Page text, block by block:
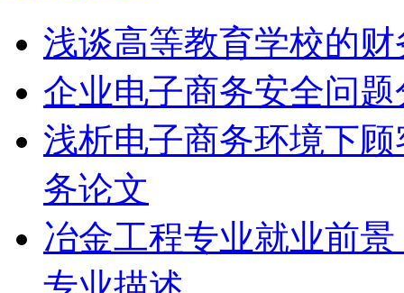
浅谈高等教育学校的
企业电子商务安全问
浅析电子商务环境下
务论文
冶金工程专业就业前